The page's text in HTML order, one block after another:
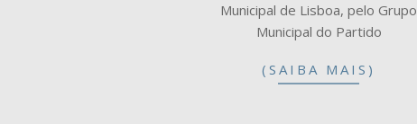
Municipal de Lisboa, pelo Grupo
Municipal do Partido
(SAIBA MAIS)